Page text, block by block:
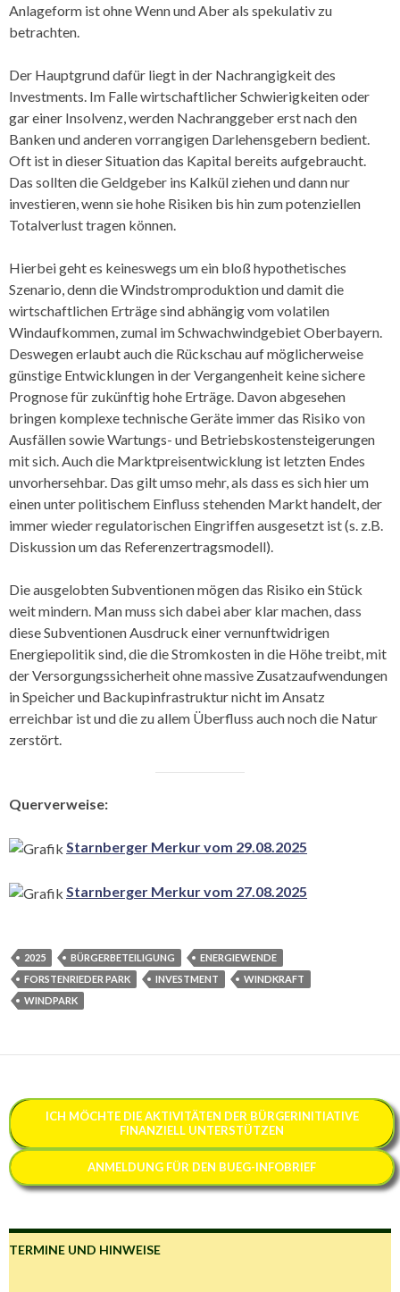
Anlageform ist ohne Wenn und Aber als spekulativ zu
betrachten.
Der Hauptgrund dafür liegt in der Nachrangigkeit des
Investments. Im Falle wirtschaftlicher Schwierigkeiten oder
gar einer Insolvenz, werden Nachranggeber erst nach den
Banken und anderen vorrangigen Darlehensgebern bedient.
Oft ist in dieser Situation das Kapital bereits aufgebraucht.
Das sollten die Geldgeber ins Kalkül ziehen und dann nur
investieren, wenn sie hohe Risiken bis hin zum potenziellen
Totalverlust tragen können.
Hierbei geht es keineswegs um ein bloß hypothetisches
Szenario, denn die Windstromproduktion und damit die
wirtschaftlichen Erträge sind abhängig vom volatilen
Windaufkommen, zumal im Schwachwindgebiet Oberbayern.
Deswegen erlaubt auch die Rückschau auf möglicherweise
günstige Entwicklungen in der Vergangenheit keine sichere
Prognose für zukünftig hohe Erträge. Davon abgesehen
bringen komplexe technische Geräte immer das Risiko von
Ausfällen sowie Wartungs- und Betriebskostensteigerungen
mit sich. Auch die Marktpreisentwicklung ist letzten Endes
unvorhersehbar. Das gilt umso mehr, als dass es sich hier um
einen unter politischem Einfluss stehenden Markt handelt, der
immer wieder regulatorischen Eingriffen ausgesetzt ist (s. z.B.
Diskussion um das Referenzertragsmodell).
Die ausgelobten Subventionen mögen das Risiko ein Stück
weit mindern. Man muss sich dabei aber klar machen, dass
diese Subventionen Ausdruck einer vernunftwidrigen
Energiepolitik sind, die die Stromkosten in die Höhe treibt, mit
der Versorgungssicherheit ohne massive Zusatzaufwendungen
in Speicher und Backupinfrastruktur nicht im Ansatz
erreichbar ist und die zu allem Überfluss auch noch die Natur
zerstört.
Querverweise:
Starnberger Merkur vom 29.08.2025
Starnberger Merkur vom 27.08.2025
2025 BÜRGERBETEILIGUNG
ENERGIEWENDE
FORSTENRIEDER PARK
INVESTMENT
WINDKRAFT
WINDPARK
ICH MÖCHTE DIE AKTIVITÄTEN DER BÜRGERINITIATIVE
FINANZIELL UNTERSTÜTZEN
ANMELDUNG FÜR DEN BUEG-INFOBRIEF
TERMINE UND HINWEISE